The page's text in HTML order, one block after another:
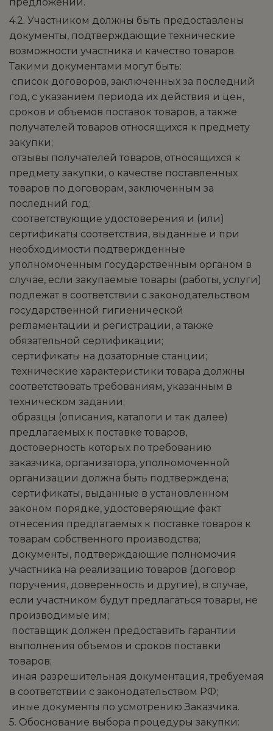
4.2. Участником должны быть предоставлены
документы, подтверждающие технические
возможности участника и качество товаров.
Такими документами могут быть:
­ список договоров, заключенных за последний
год, с указанием периода их действия и цен,
сроков и объемов поставок товаров, а также
получателей товаров относящихся к предмету
закупки;
­ отзывы получателей товаров, относящихся к
предмету закупки, о качестве поставленных
товаров по договорам, заключенным за
последний год;
­ соответствующие удостоверения и (или)
сертификаты соответствия, выданные и при
необходимости подтвержденные
уполномоченным государственным органом в
случае, если закупаемые товары (работы, услуги)
подлежат в соответствии с законодательством
государственной гигиенической
регламентации и регистрации, а также
обязательной сертификации;
­ сертификаты на дозаторные станции;
­ технические характеристики товара должны
соответствовать требованиям, указанным в
техническом задании;
­ образцы (описания, каталоги и так далее)
предлагаемых к поставке товаров,
достоверность которых по требованию
заказчика, организатора, уполномоченной
организации должна быть подтверждена;
­ сертификаты, выданные в установленном
законом порядке, удостоверяющие факт
отнесения предлагаемых к поставке товаров к
товарам собственного производства;
­ документы, подтверждающие полномочия
участника на реализацию товаров (договор
поручения, доверенность и другие), в случае,
если участником будут предлагаться товары, не
производимые им;
­ поставщик должен предоставить гарантии
выполнения объемов и сроков поставки
товаров;
­ иная разрешительная документация, требуемая
в соответствии с законодательством РФ;
­ иные документы по усмотрению Заказчика.
5. Обоснование выбора процедуры закупки: